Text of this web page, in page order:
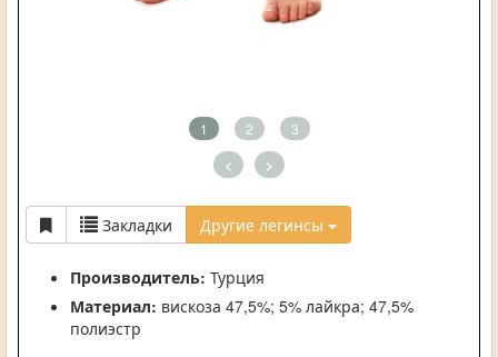
1 2 3
< >
Закладки Другие легинсы
Производитель: Турция
Материал: вискоза 47,5%; 5% лайкра; 47,5%
полиэстр